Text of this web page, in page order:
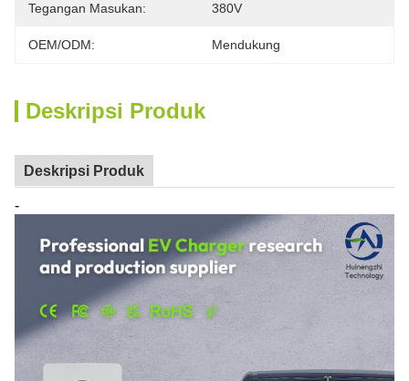
Tegangan Masukan: 380V
OEM/ODM: Mendukung
Deskripsi Produk
Deskripsi Produk
-